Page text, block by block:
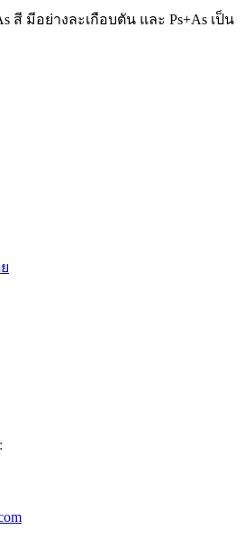
สี มีอย่างละเกือบตัน และ Ps+As เป็น